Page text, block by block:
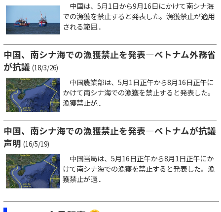
中国は、5月1日から9月16日にかけて南シナ海
での漁獲を禁止すると発表した。漁獲禁止が適用
される範囲...
中国、南シナ海での漁獲禁止を発表―ベトナム外務省
が抗議 (18/3/26)
中国農業部は、5月1日正午から8月16日正午に
かけて南シナ海での漁獲を禁止すると発表した。
漁獲禁止が...
中国、南シナ海での漁獲禁止を発表―ベトナムが抗議
声明 (16/5/19)
中国当局は、5月16日正午から8月1日正午にか
けて南シナ海での漁獲を禁止すると発表した。漁
獲禁止が適...